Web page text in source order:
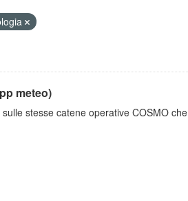
meteo)
stesse catene operative COSMO che